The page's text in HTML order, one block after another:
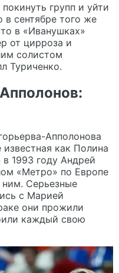
групп и уйти
в сентябре того же
в «Иванушках»
от цирроза и
солистом
Туриченко.
Апполонова
как Полина
1993 году Андрей
«Метро» по Европе
Серьезные
с Марией
они прожили
каждый свою